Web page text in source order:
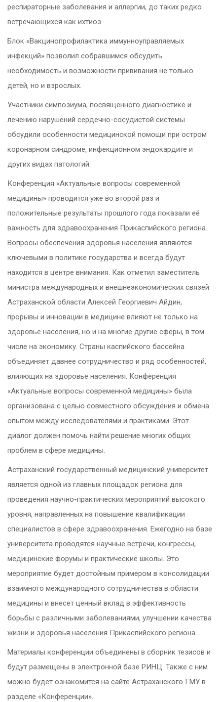
респираторные заболевания и аллергии, до таких редко
встречающихся как ихтиоз.
Блок «Вакцинопрофилактика иммунноуправляемых
инфекций» позволил собравшимся обсудить
необходимость и возможности прививания не только
детей, но и взрослых.
Участники симпозиума, посвященного диагностике и
лечению нарушений сердечно-сосудистой системы
обсудили особенности медицинской помощи при остром
коронарном синдроме, инфекционном эндокардите и
других видах патологий.
Конференция «Актуальные вопросы современной
медицины» проводится уже во второй раз и
положительные результаты прошлого года показали её
важность для здравоохранения Прикаспийского региона.
Вопросы обеспечения здоровья населения являются
ключевыми в политике государства и всегда будут
находится в центре внимания. Как отметил заместитель
министра международных и внешнеэкономических связей
Астраханской области Алексей Георгиевич Айдин,
прорывы и инновации в медицине влияют не только на
здоровье населения, но и на многие другие сферы, в том
числе на экономику. Страны каспийского бассейна
объединяет давнее сотрудничество и ряд особенностей,
влияющих на здоровье населения. Конференция
«Актуальные вопросы современной медицины» была
организована с целью совместного обсуждения и обмена
опытом между исследователями и практиками. Этот
диалог должен помочь найти решение многих общих
проблем в сфере медицины.
Астраханский государственный медицинский университет
является одной из главных площадок региона для
проведения научно-практических мероприятий высокого
уровня, направленных на повышение квалификации
специалистов в сфере здравоохранения. Ежегодно на базе
университета проводятся научные встречи, конгрессы,
медицинские форумы и практические школы. Это
мероприятие будет достойным примером в консолидации
взаимного международного сотрудничества в области
медицины и внесет ценный вклад в эффективность
борьбы с различными заболеваниями, улучшении качества
жизни и здоровья населения Прикаспийского региона.
Материалы конференции объединены в сборник тезисов и
будут размещены в электронной базе РИНЦ. Также с ним
можно будет ознакомится на сайте Астраханского ГМУ в
разделе «Конференции».